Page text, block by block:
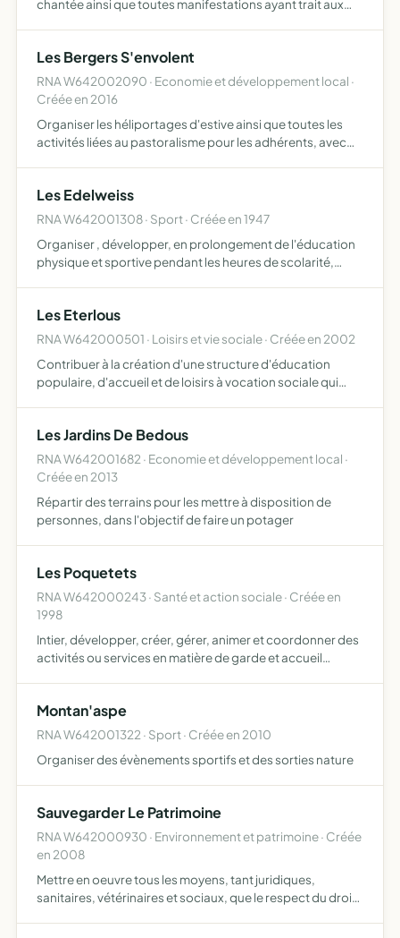
chantée ainsi que toutes manifestations ayant trait aux
Les Bergers S'envolent
RNA W642002090 · Economie et développement local ·
Créée en 2016
Organiser les héliportages d'estive ainsi que toutes les
activités liées au pastoralisme pour les adhérents, avec
Les Edelweiss
RNA W642001308 · Sport · Créée en 1947
Organiser , développer, en prolongement de l'éducation
physique et sportive pendant les heures de scolarité,
Les Eterlous
RNA W642000501 · Loisirs et vie sociale · Créée en 2002
Contribuer à la création d'une structure d'éducation
populaire, d'accueil et de loisirs à vocation sociale qui
Les Jardins De Bedous
RNA W642001682 · Economie et développement local ·
Créée en 2013
Répartir des terrains pour les mettre à disposition de
personnes, dans l'objectif de faire un potager
Les Poquetets
RNA W642000243 · Santé et action sociale · Créée en
1998
Intier, développer, créer, gérer, animer et coordonner des
activités ou services en matière de garde et accueil
Montan'aspe
RNA W642001322 · Sport · Créée en 2010
Organiser des évènements sportifs et des sorties nature
Sauvegarder Le Patrimoine
RNA W642000930 · Environnement et patrimoine · Créée
en 2008
Mettre en oeuvre tous les moyens, tant juridiques,
sanitaires, vétérinaires et sociaux, que le respect du droit